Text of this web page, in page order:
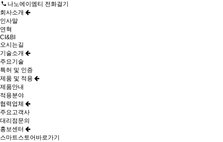
나노에이엠티 전화걸기
회사소개
인사말
연혁
CI&BI
오시는길
기술소개
주요기술
특허 및 인증
제품 및 적용
제품안내
적용분야
협력업체
주요고객사
대리점문의
홍보센터
스마트스토어바로가기